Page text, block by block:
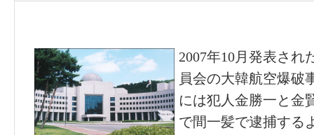
2007年10月発表され
員会の大韓航空爆破
には犯人金勝一と金
で間一髪で逮捕する